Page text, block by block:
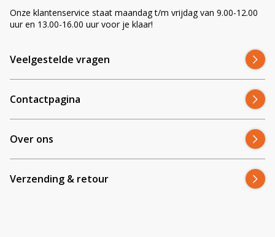
Onze klantenservice staat maandag t/m vrijdag van 9.00-12.00
uur en 13.00-16.00 uur voor je klaar!
Veelgestelde vragen
Contactpagina
Over ons
Verzending & retour